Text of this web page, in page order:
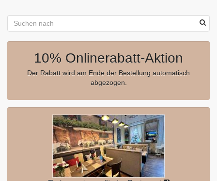
10% Onlinerabatt-Aktion
Der Rabatt wird am Ende der Bestellung automatisch
abgezogen.